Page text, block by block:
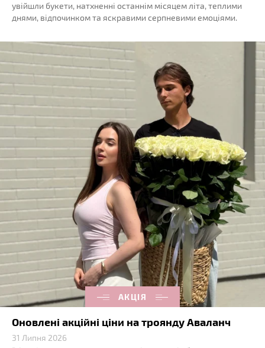
увійшли букети, натхненні останнім місяцем літа, теплими
днями, відпочинком та яскравими серпневими емоціями.
АКЦІЯ
Оновлені акційні ціни на троянду Аваланч
31 Липня 2026